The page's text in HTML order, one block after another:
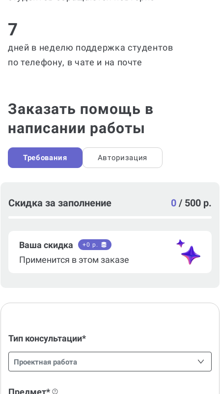
7
дней в неделю поддержка студентов
по телефону, в чате и на почте
Заказать помощь в
написании работы
Требования Авторизация
Скидка за заполнение 0 / 500 р.
Ваша скидка +0 р.
Применится в этом заказе
Тип консультации*
Проектная работа
Предмет*